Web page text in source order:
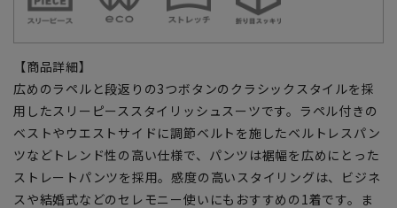
【商品詳細】
広めのラペルと段返りの3つボタンのクラシックスタイルを採
用したスリーピーススタイリッシュスーツです。ラペル付きの
ベストやウエストサイドに調節ベルトを施したベルトレスパン
ツなどトレンド性の高い仕様で、パンツは裾幅を広めにとった
ストレートパンツを採用。感度の高いスタイリングは、ビジネ
スや結婚式などのセレモニー使いにもおすすめの1着です。ま